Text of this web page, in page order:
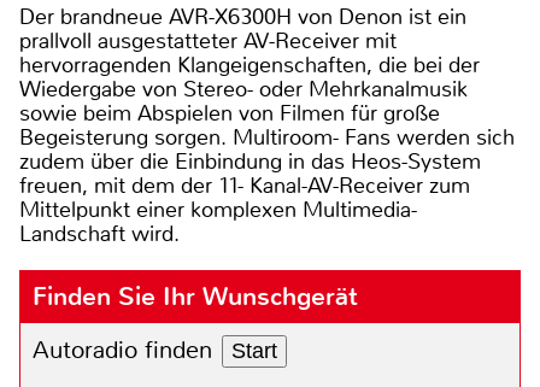
Der brandneue AVR-X6300H von Denon ist ein
prallvoll ausgestatteter AV-Receiver mit
hervorragenden Klangeigenschaften, die bei der
Wiedergabe von Stereo- oder Mehrkanalmusik
sowie beim Abspielen von Filmen für große
Begeisterung sorgen. Multiroom- Fans werden sich
zudem über die Einbindung in das Heos-System
freuen, mit dem der 11- Kanal-AV-Receiver zum
Mittelpunkt einer komplexen Multimedia-
Landschaft wird.
Finden Sie Ihr Wunschgerät
Autoradio finden Start